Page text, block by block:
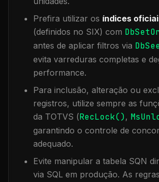
Prefira utilizar os índices
(definidos no SIX) com
antes de aplicar filtros via
evita varreduras completas e
performance.
Para inclusão, alteração ou
registros, utilize sempre as
da TOTVS (RecLock(),
garantindo o controle de
adequado.
Evite manipular a tabela SQN
via SQL em produção. As